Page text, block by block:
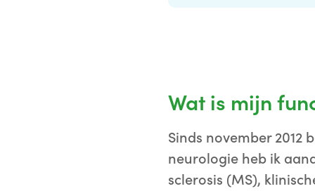
Wat is mijn
Sinds november 2012
neurologie heb ik
sclerosis (MS),